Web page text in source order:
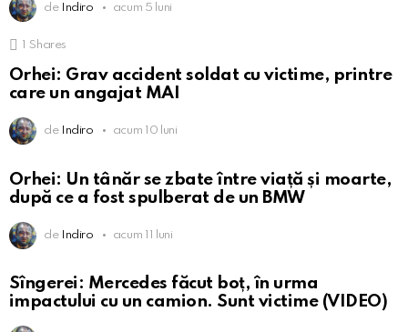
de Indiro acum 5 luni
1 Shares
Orhei: Grav accident soldat cu victime, printre
care un angajat MAI
de Indiro acum 10 luni
Orhei: Un tânăr se zbate între viață și moarte,
după ce a fost spulberat de un BMW
de Indiro acum 11 luni
Sîngerei: Mercedes făcut boț, în urma
impactului cu un camion. Sunt victime (VIDEO)